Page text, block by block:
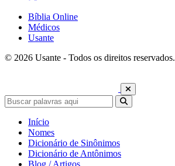
Bíblia Online
Médicos
Usante
© 2026 Usante - Todos os direitos reservados.
Início
Nomes
Dicionário de Sinônimos
Dicionário de Antônimos
Blog / Artigos